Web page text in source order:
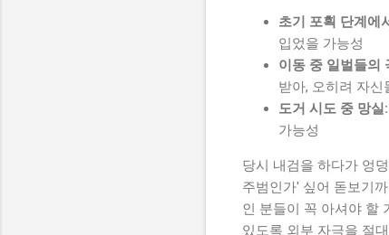
초기 포획 단계에
입었을 가능성
이동 중 일벌들의
받아, 오히려 자
도거 시도 중 망실:
가능성
당시 내검을 하다가 엉
주범인가' 싶어 돋보기
인 분들이 꼭 아셔야 할
있도록 외부 자극을 절